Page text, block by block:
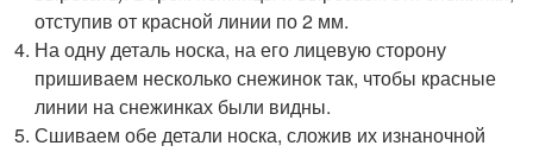
отступив от красной линии по 2 мм.
На одну деталь носка, на его лицевую сторону
пришиваем несколько снежинок так, чтобы красные
линии на снежинках были видны.
Сшиваем обе детали носка, сложив их изнаночной